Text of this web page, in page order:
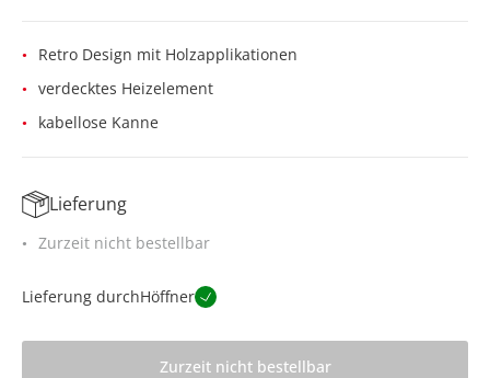
Retro Design mit Holzapplikationen
verdecktes Heizelement
kabellose Kanne
Lieferung
Zurzeit nicht bestellbar
Lieferung durchHöffner
Zurzeit nicht bestellbar